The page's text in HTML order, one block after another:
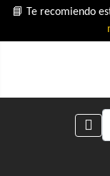
📘 Te recomiendo